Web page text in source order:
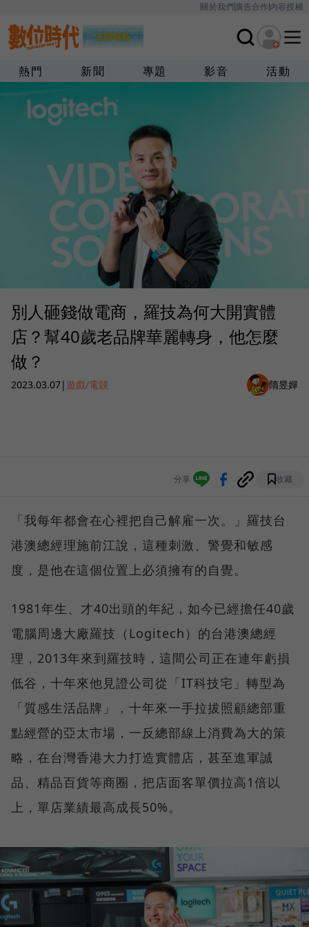
關於我們廣告合作內容授權
熱門 新聞 專題 影音 活動
別人砸錢做電商，羅技為何大開實體
店？幫40歲老品牌華麗轉身，他怎麼
做？
2023.03.07|遊戲/電競 隋昱嬋
分享 收藏
「我每年都會在心裡把自己解雇一次。」羅技台
港澳總經理施前江說，這種刺激、警覺和敏感
度，是他在這個位置上必須擁有的自覺。
1981年生、才40出頭的年紀，如今已經擔任40歲
電腦周邊大廠羅技（Logitech）的台港澳總經
理，2013年來到羅技時，這間公司正在連年虧損
低谷，十年來他見證公司從「IT科技宅」轉型為
「質感生活品牌」，十年來一手拉拔照顧總部重
點經營的亞太市場，一反總部線上消費為大的策
略，在台灣香港大力打造實體店，甚至進軍誠
品、精品百貨等商圈，把店面客單價拉高1倍以
上，單店業績最高成長50%。